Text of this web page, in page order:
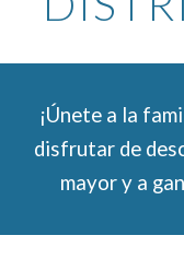
¡Únete a la
disfrutar de
mayor y a